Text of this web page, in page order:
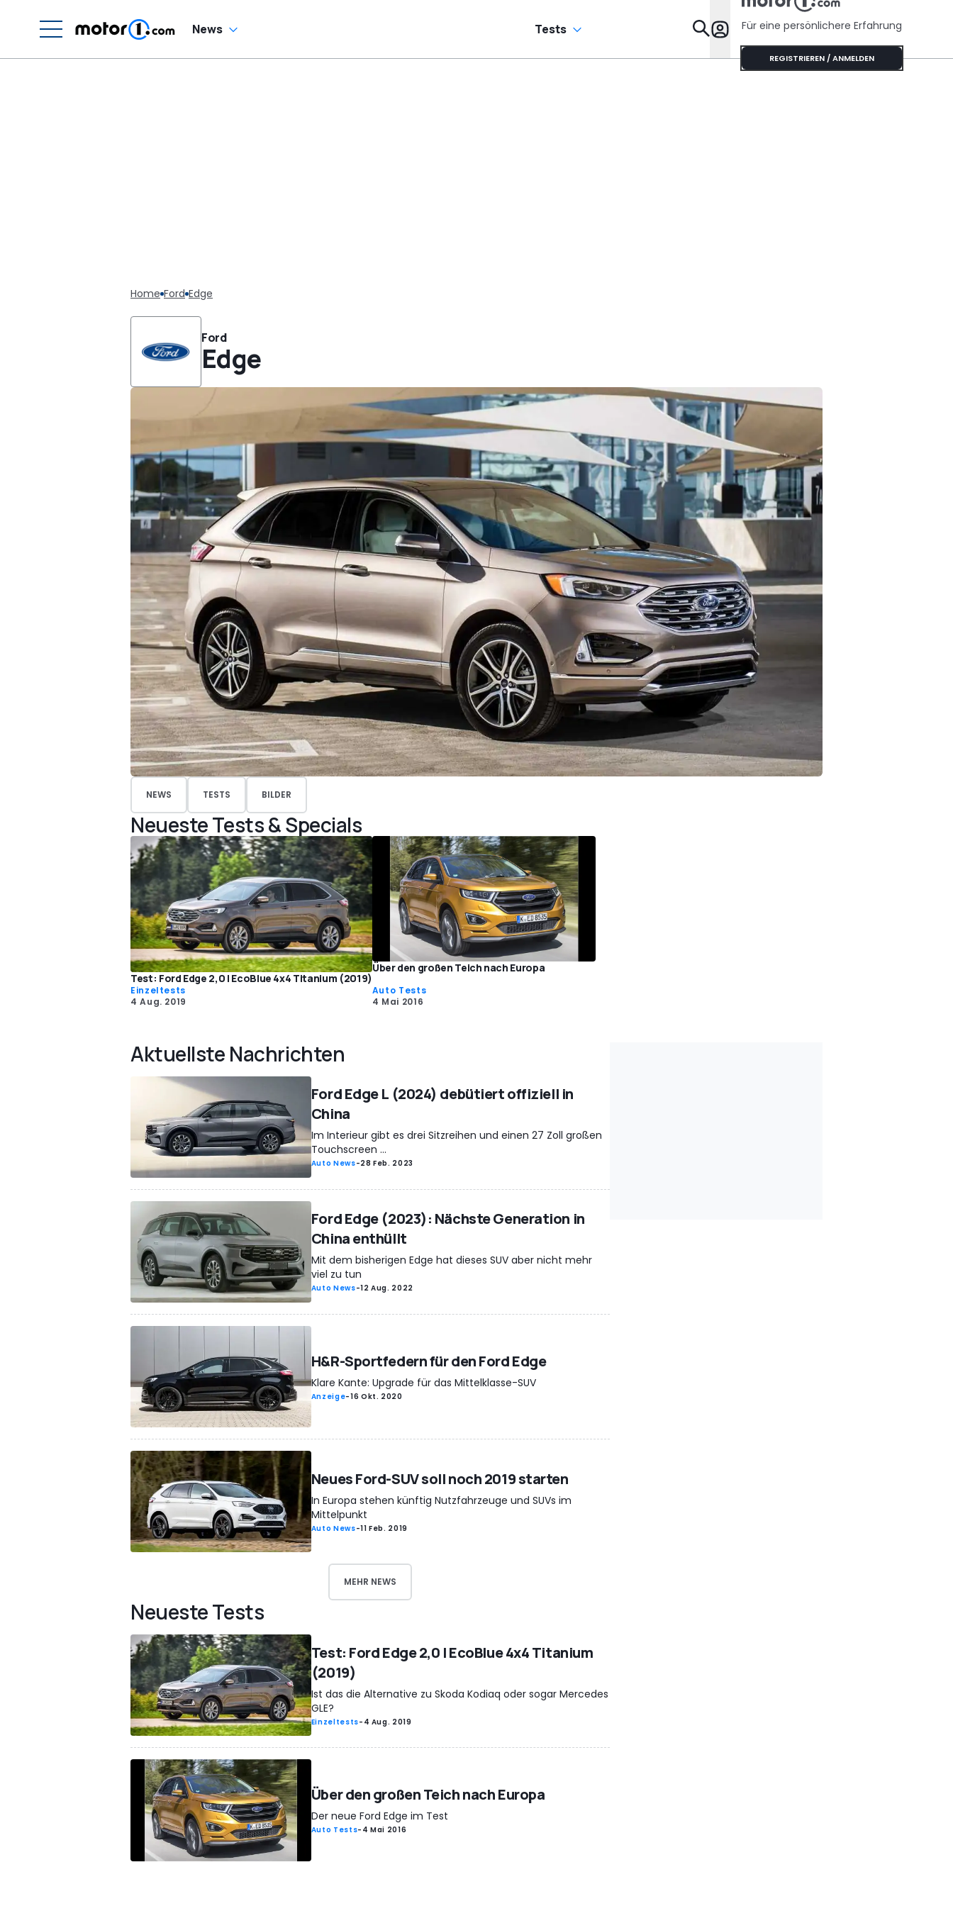
News Tests Specials
Für eine persönlichere Erfahrung
REGISTRIEREN / ANMELDEN
Home Ford Edge
Ford
Edge
NEWS TESTS BILDER
Neueste Tests & Specials
Test: Ford Edge 2,0 l EcoBlue 4x4 Titanium (2019)
Einzeltests
4 Aug. 2019
Über den großen Teich nach Europa
Auto Tests
4 Mai 2016
Aktuellste Nachrichten
Ford Edge L (2024) debütiert offiziell in
China
Im Interieur gibt es drei Sitzreihen und einen 27 Zoll großen
Touchscreen ...
Auto News-28 Feb. 2023
Ford Edge (2023): Nächste Generation in
China enthüllt
Mit dem bisherigen Edge hat dieses SUV aber nicht mehr
viel zu tun
Auto News-12 Aug. 2022
H&R-Sportfedern für den Ford Edge
Klare Kante: Upgrade für das Mittelklasse-SUV
Anzeige-16 Okt. 2020
Neues Ford-SUV soll noch 2019 starten
In Europa stehen künftig Nutzfahrzeuge und SUVs im
Mittelpunkt
Auto News-11 Feb. 2019
MEHR NEWS
Neueste Tests
Test: Ford Edge 2,0 l EcoBlue 4x4 Titanium
(2019)
Ist das die Alternative zu Skoda Kodiaq oder sogar Mercedes
GLE?
Einzeltests- 4 Aug. 2019
Über den großen Teich nach Europa
Der neue Ford Edge im Test
Auto Tests- 4 Mai 2016